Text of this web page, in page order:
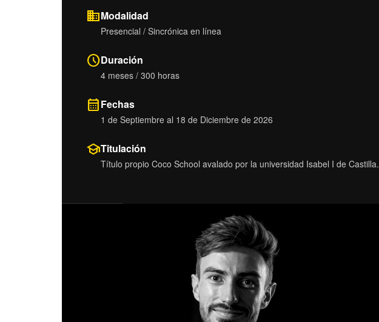
domainModalidad
Presencial / Sincrónica en línea
scheduleDuración
4 meses / 300 horas
calendar_monthFechas
1 de Septiembre al 18 de Diciembre de 2026
schoolTitulación
Título propio Coco School avalado por la universidad Isabel I de Castilla.